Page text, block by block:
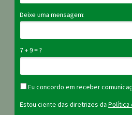
Deixe uma mensagem:
7 + 9 = ?
Eu concordo em receber
Estou ciente das diretrizes da Política